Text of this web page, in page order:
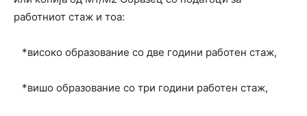
работниот стаж и тоа:
*високо образование со две години работен стаж,
*вишо образование со три години работен стаж,